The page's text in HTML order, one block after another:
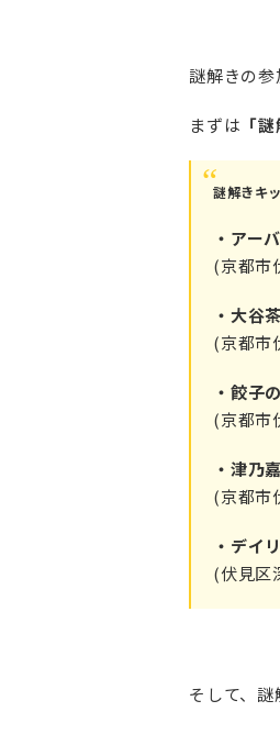
謎解きの参
まずは 「
謎解きキ
・アー
(京都市
・大谷
(京都市
・餃子
(京都市
・津乃
(京都市
・デイ
(伏見区
そして、